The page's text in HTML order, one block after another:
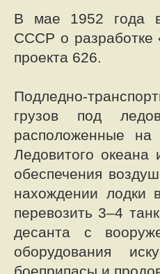
В мае 1952 года
СССР о разработке
проекта 626.
Подледно-
грузов под
расположенные на
Ледовитого
обеспечения
нахождении лодки
перевозить 3–4
десанта с
оборудования